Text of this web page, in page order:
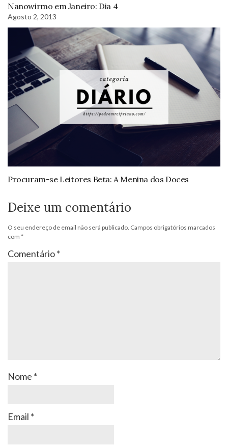
Nanowirmo em Janeiro: Dia 4
Agosto 2, 2013
Procuram-se Leitores Beta: A Menina dos Doces
Deixe um comentário
O seu endereço de email não será publicado. Campos obrigatórios marcados
com *
Comentário*
Nome *
Email *